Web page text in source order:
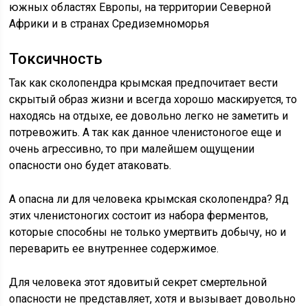
южных областях Европы, на территории Северной
Африки и в странах Средиземноморья
Токсичность
Так как сколопендра крымская предпочитает вести
скрытый образ жизни и всегда хорошо маскируется, то
находясь на отдыхе, ее довольно легко не заметить и
потревожить. А так как данное членистоногое еще и
очень агрессивно, то при малейшем ощущении
опасности оно будет атаковать.
А опасна ли для человека крымская сколопендра? Яд
этих членистоногих состоит из набора ферментов,
которые способны не только умертвить добычу, но и
переварить ее внутреннее содержимое.
Для человека этот ядовитый секрет смертельной
опасности не представляет, хотя и вызывает довольно